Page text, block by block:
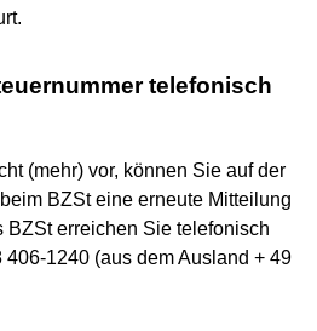
telefonisch
(mehr) vor, können Sie auf der
BZSt eine erneute Mitteilung
BZSt erreichen Sie telefonisch
406-1240 (aus dem Ausland + 49